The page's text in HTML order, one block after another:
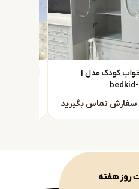
کودک مدل |
تخت خواب
روز هفته